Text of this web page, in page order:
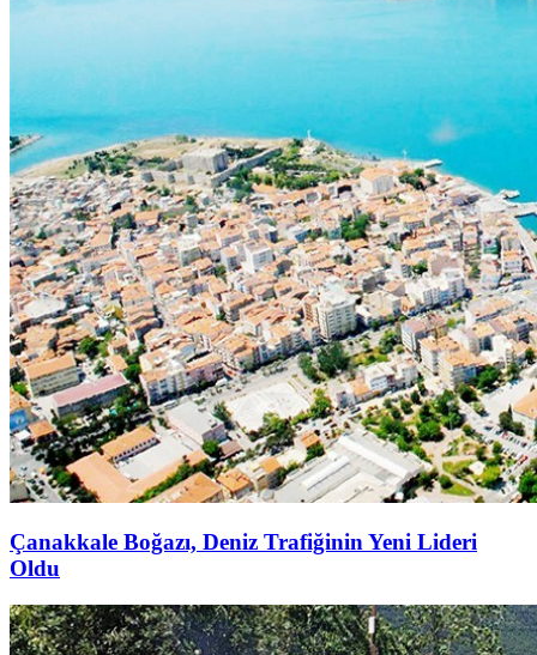
Çanakkale Boğazı, Deniz Trafiğinin Yeni Lideri
Oldu